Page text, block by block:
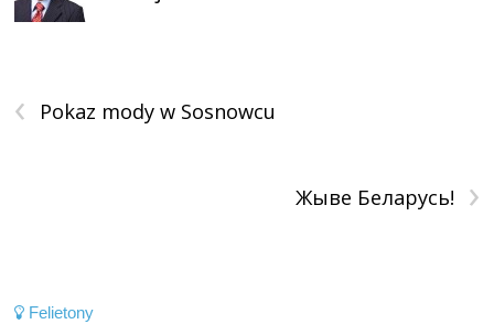
‹ Pokaz mody w Sosnowcu
›
Жыве Беларусь!
Felietony